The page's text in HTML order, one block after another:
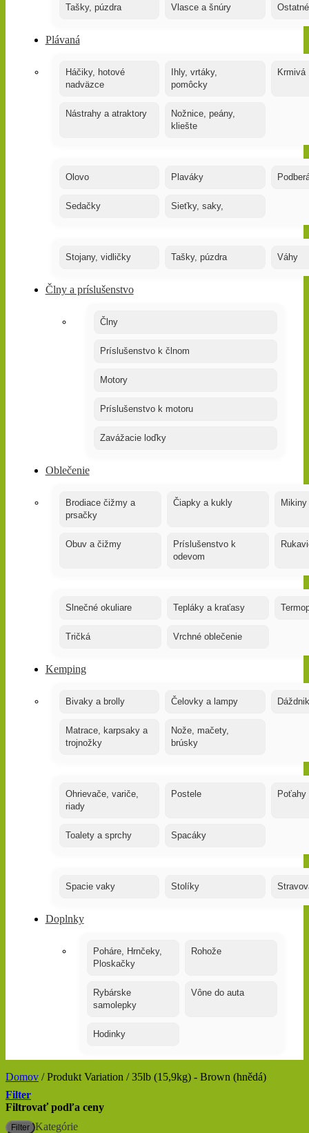
Tašky, púzdra Vlasce a šnúry
Plávaná
Háčiky, hotové
nadväzce
Ihly, vrtáky,
pomôcky
Krmivá
Nástrahy a atraktory
Nožnice, peány,
kliešte
Olovo Plaváky
Sedačky Sieťky, saky,
Stojany, vidličky Tašky, púzdra Váhy
Člny a príslušenstvo
Člny
Príslušenstvo k člnom
Motory
Príslušenstvo k motoru
Zavážacie loďky
Oblečenie
Brodiace čižmy a
prsačky
Čiapky a kukly Mikiny
Obuv a čižmy
Príslušenstvo k
odevom
Slnečné okuliare Tepláky a kraťasy
Tričká Vrchné oblečenie
Kemping
Bivaky a brolly Čelovky a lampy
Matrace, karpsaky a
trojnožky
Nože, mačety,
brúsky
Ohrievače, variče,
riady
Postele Poťahy
Toalety a sprchy Spacáky
Spacie vaky Stolíky
Doplnky
Poháre, Hrnčeky,
Ploskačky
Rohože
Rybárske
samolepky
Vône do auta
Hodinky
Domov /Produkt Variation /35lb (15,9kg) - Brown (hnědá)
Filter
Filtrovať podľa ceny
Filter Kategórie